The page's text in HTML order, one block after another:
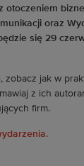
otoczeniem
oraz
się 29
zobacz jak w
z ich
firm.
.